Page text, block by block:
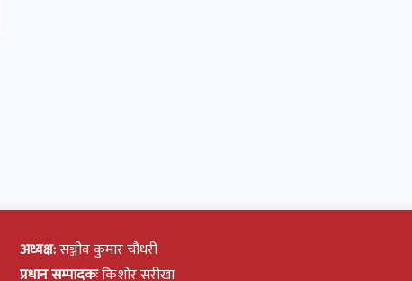
अध्यक्ष:सञ्जीव कुमार चौधरी
प्रधान सम्पादकःकिशोर सरीखा